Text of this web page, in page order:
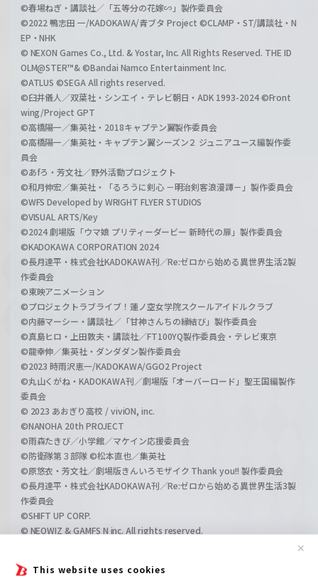
This website uses cookies
✕
©春場ねぎ・講談社／「五等分の花嫁∽」製作委員会
©2022 鴨志田 一/KADOKAWA/青ブタ Project ©CLAMP・ST/講談社・N
EP・NHK
© NEXON Games Co., Ltd. & Yostar, Inc. All Rights Reserved. THE ID
OLM@STER™& ©Bandai Namco Entertainment Inc.
©ATLUS ©SEGA All rights reserved.
©臼井儀人／双葉社・シンエイ・テレビ朝日・ADK 1993-2024 ©Front
wing/Project GPT
©高橋陽一／集英社・2018キャプテン翼製作委員会
©高橋陽一／集英社・キャプテン翼シーズン２ ジュニアユース編製作委
員会
©あfろ・芳文社／野外活動プロジェクト
©和月伸宏／集英社・「るろうに剣心 －明治剣客浪漫譚－」製作委員会
©WFS Developed by WRIGHT FLYER STUDIOS
©VISUAL ARTS/Key
©2024 劇場版「ウマ娘 プリティーダービー 新時代の扉」製作委員会
©KADOKAWA CORPORATION 2024
©長月達平・株式会社KADOKAWA刊／Re:ゼロから始める異世界生活2製
作委員会
©東映アニメーション
©プロジェクトラブライブ！蓮ノ空女学院スクールアイドルクラブ
©内藤マーシー・講談社／「甘神さんちの縁結び」製作委員会
©真島ヒロ・上田敦夫・講談社／FT100YQ製作委員会・テレビ東京
©龍幸伸／集英社・ダンダダン製作委員会
©2023 時雨沢恵一/KADOKAWA/GGO2 Project
©丸山くがね・KADOKAWA刊／劇場版「オーバーロード」聖王国編製作
委員会
© 2023 あおぎり高校 / viviON, inc.
©NANOHA 20th PROJECT
©雨森たきび／小学館／マケイン応援委員会
©防衛隊第３部隊 ©松本直也／集英社
©原悠衣・芳文社／劇場版きんいろモザイク Thank you!! 製作委員会
©長月達平・株式会社KADOKAWA刊／Re:ゼロから始める異世界生活3製
作委員会
©SHIFT UP CORP.
© NEOWIZ & GAMFS N inc. All rights reserved.
©GIRLS und PANZER Film Projekt